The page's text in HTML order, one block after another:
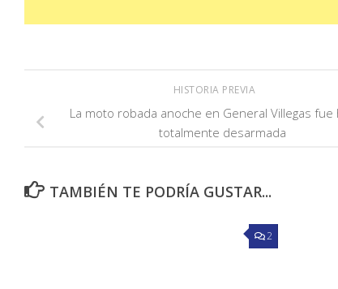
HISTORIA PREVIA
La moto robada anoche en General Villegas fue
totalmente desarmada
TAMBIÉN TE PODRÍA GUSTAR...
2